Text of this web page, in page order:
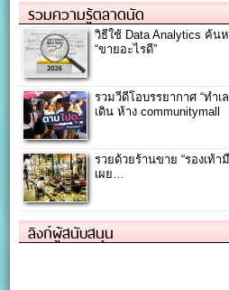
รวมความรู้ตลาดนัด
วิธีใช้ Data Analytics ค้นห
“ขายอะไรดี”
รวมวีดีโอบรรยากาศ “ทำ
เดิน ห้าง communitymall
รวยด้วยร้านขาย “รองเท้า
เผย…
ลิงก์ผู้สนับสนุน